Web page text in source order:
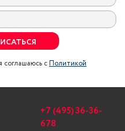
соглашаюсь сПолитикой
+7 (495) 36-36-
678